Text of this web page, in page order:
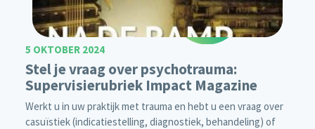
5 OKTOBER 2024
Stel je vraag over psychotrauma:
Supervisierubriek Impact Magazine
Werkt u in uw praktijk met trauma en hebt u een vraag over
casuïstiek (indicatiestelling, diagnostiek, behandeling) of